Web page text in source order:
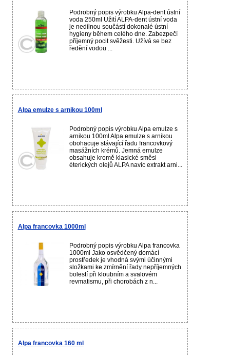
Podrobný popis výrobku Alpa-dent ústní
voda 250ml Užití ALPA-dent ústní voda
je nedílnou součástí dokonalé ústní
hygieny během celého dne. Zabezpečí
příjemný pocit svěžesti. Užívá se bez
ředění vodou ...
Alpa emulze s arnikou 100ml
Podrobný popis výrobku Alpa emulze s
arnikou 100ml Alpa emulze s arnikou
obohacuje stávající řadu francovkový
masážních krémů. Jemná emulze
obsahuje kromě klasické směsi
éterických olejů ALPA navíc extrakt arni...
Alpa francovka 1000ml
Podrobný popis výrobku Alpa francovka
1000ml Jako osvědčený domácí
prostředek je vhodná svými účinnými
složkami ke zmírnění řady nepříjemných
bolestí při kloubním a svalovém
revmatismu, při chorobách z n...
Alpa francovka 160 ml